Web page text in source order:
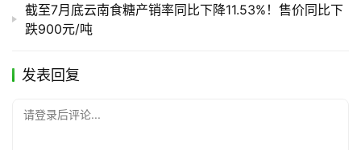
截至7月底云南食糖产销率同比下降11.53%！售价同比下
跌900元/吨
发表回复
请登录后评论...